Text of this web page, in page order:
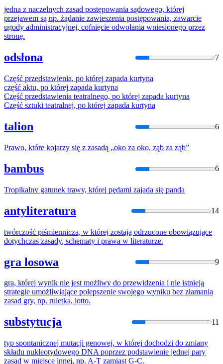
jedna z naczelnych zasad postępowania sądowego, której
przejawem są np. żądanie zawieszenia postępowania, zawarcie
ugody administracyjnej, cofnięcie odwołania wniesionego przez
stronę.
odsłona 7
Część przedstawienia, po której zapada kurtyna
część aktu, po której zapada kurtyna
Część przedstawienia teatralnego, po której zapada kurtyna
Część sztuki teatralnej, po której zapada kurtyna
talion 6
Prawo, które kojarzy się z zasadą „oko za oko, ząb za ząb”
bambus 6
Tropikalny gatunek trawy, której pędami zajada się panda
antyliteratura 14
twórczość piśmiennicza, w której zostają odrzucone obowiązujące
dotychczas zasady, schematy i prawa w literaturze.
gra losowa 9
gra, której wynik nie jest możliwy do przewidzenia i nie istnieją
strategie umożliwiające polepszenie swojego wyniku bez złamania
zasad gry, np. ruletka, lotto.
substytucja 11
typ spontanicznej mutacji genowej, w której dochodzi do zmiany
składu nukleotydowego DNA poprzez podstawienie jednej pary
zasad w miejsce innej, np. A-T zamiast G-C.